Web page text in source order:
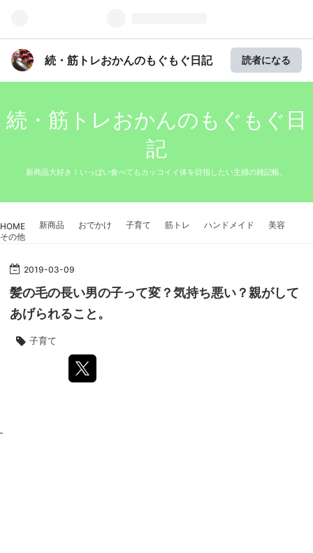
続・筋トレおかんのもぐもぐ日記 読者になる
続・筋トレおかんのもぐもぐ日
記
新商品大好き！いっぱい食べてもカッコイイ体を目指したい主婦の雑記帳。
HOME 新商品 おでかけ 子育て 筋トレ ハンドメイド
美容
その他
2019-03-09
髪の毛の長い男の子って変？気持ち悪い？親がして
あげられること。
子育て